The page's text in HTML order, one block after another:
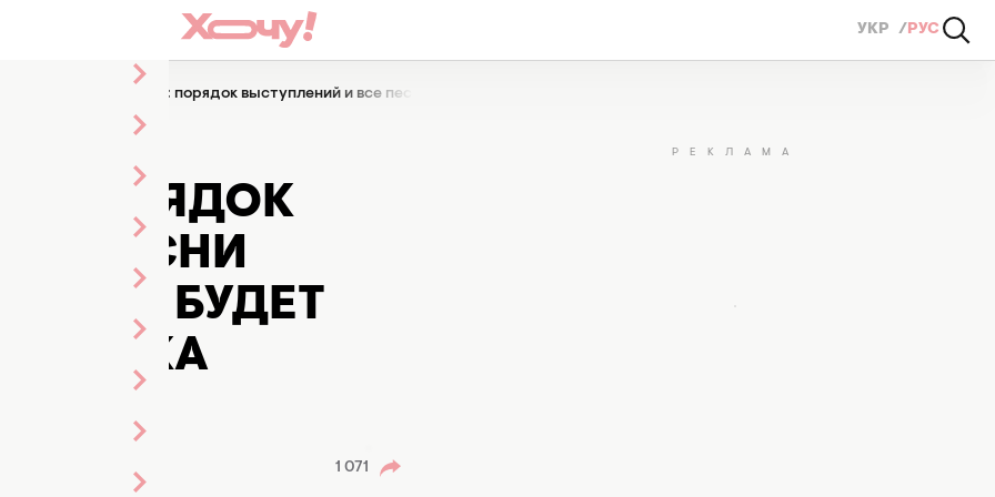
УКР РУС
Евровидения 2026: порядок выступлений и все песни участников, в котором будет соревноваться и LELÈKA (ВИДЕО)
ПОРЯДОК
ПЕСНИ
БУДЕТ
1 071